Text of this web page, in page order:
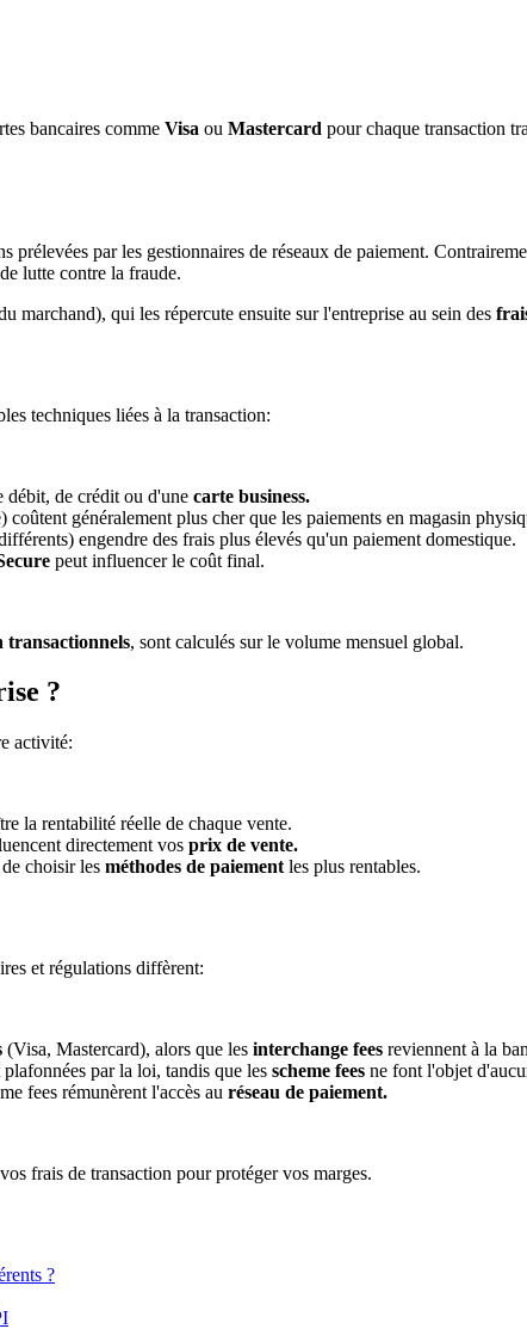
bancaires comme Visa ou Mastercard pour chaque transaction
prélevées par les gestionnaires de réseaux de paiement.
lutte contre la fraude.
marchand), qui les répercute ensuite sur l'entreprise au sein des
techniques liées à la transaction:
débit, de crédit ou d'une carte business.
coûtent généralement plus cher que les paiements en magasin
engendre des frais plus élevés qu'un paiement domestique.
peut influencer le coût final.
transactionnels, sont calculés sur le volume mensuel global.
?
activité:
la rentabilité réelle de chaque vente.
directement vos prix de vente.
choisir les méthodes de paiement les plus rentables.
et régulations diffèrent:
(Visa, Mastercard), alors que les interchange fees reviennent à la
par la loi, tandis que les scheme fees ne font l'objet
fees rémunèrent l'accès au réseau de paiement.
frais de transaction pour protéger vos marges.
?